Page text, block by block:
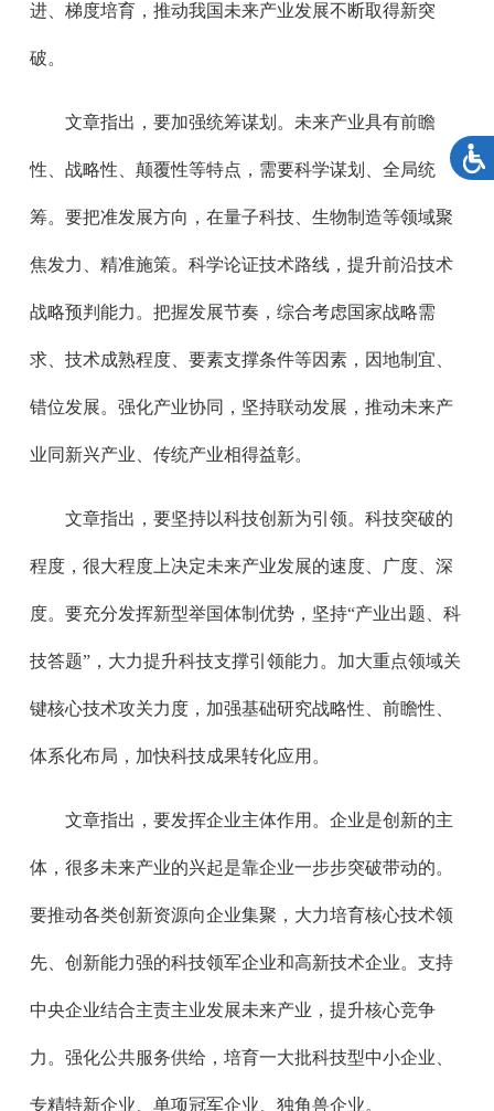
进、梯度培育，推动我国未来产业发展不断取得新突
破。
文章指出，要加强统筹谋划。未来产业具有前瞻
性、战略性、颠覆性等特点，需要科学谋划、全局统
筹。要把准发展方向，在量子科技、生物制造等领域聚
焦发力、精准施策。科学论证技术路线，提升前沿技术
战略预判能力。把握发展节奏，综合考虑国家战略需
求、技术成熟程度、要素支撑条件等因素，因地制宜、
错位发展。强化产业协同，坚持联动发展，推动未来产
业同新兴产业、传统产业相得益彰。
文章指出，要坚持以科技创新为引领。科技突破的
程度，很大程度上决定未来产业发展的速度、广度、深
度。要充分发挥新型举国体制优势，坚持“产业出题、科
技答题”，大力提升科技支撑引领能力。加大重点领域关
键核心技术攻关力度，加强基础研究战略性、前瞻性、
体系化布局，加快科技成果转化应用。
文章指出，要发挥企业主体作用。企业是创新的主
体，很多未来产业的兴起是靠企业一步步突破带动的。
要推动各类创新资源向企业集聚，大力培育核心技术领
先、创新能力强的科技领军企业和高新技术企业。支持
中央企业结合主责主业发展未来产业，提升核心竞争
力。强化公共服务供给，培育一大批科技型中小企业、
专精特新企业、单项冠军企业、独角兽企业。